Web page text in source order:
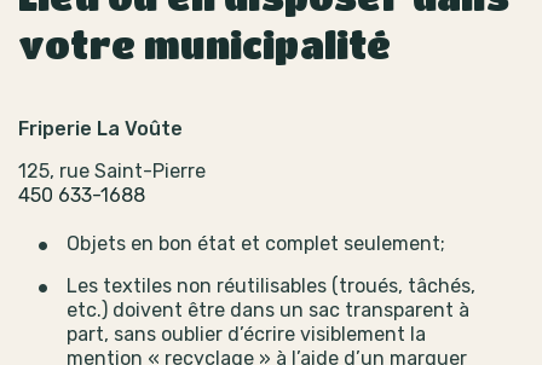
votre municipalité
Friperie La Voûte
125, rue Saint-Pierre
450 633-1688
Objets en bon état et complet seulement;
Les textiles non réutilisables (troués, tâchés,
etc.) doivent être dans un sac transparent à
part, sans oublier d’écrire visiblement la
mention « recyclage » à l’aide d’un marquer